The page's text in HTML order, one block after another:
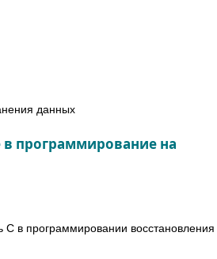
данных
в программирование на
C в программировании восстановления